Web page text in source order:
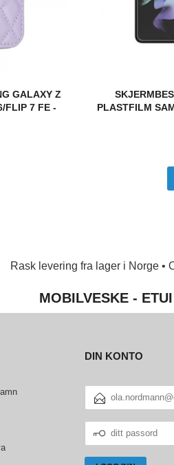
GALAXY Z
FLIP 7 FE -
PLASTFILM
Rask levering fra lager i Norge •
MOBILVESKE -
DIN KONTO
POSTADRESSE
PASSORD